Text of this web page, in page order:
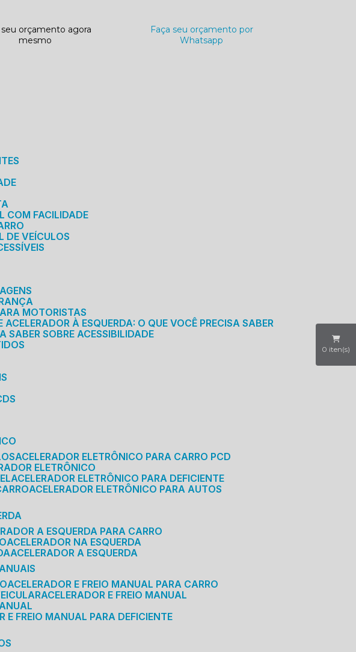
seu orçamento agora
mesmo
Faça seu orçamento por
Whatsapp
COM FACILIDADE
DE VEÍCULOS
MOTORISTAS
ACELERADOR À ESQUERDA: O QUE VOCÊ PRECISA SABER
SABER SOBRE ACESSIBILIDADE
ACELERADOR ELETRÔNICO PARA CARRO PCD
ELETRÔNICO
ACELERADOR ELETRÔNICO PARA DEFICIENTE
ACELERADOR ELETRÔNICO PARA AUTOS
A ESQUERDA PARA CARRO
ACELERADOR NA ESQUERDA
ACELERADOR A ESQUERDA
ACELERADOR E FREIO MANUAL PARA CARRO
ACELERADOR E FREIO MANUAL
E FREIO MANUAL PARA DEFICIENTE
0 iten(s)